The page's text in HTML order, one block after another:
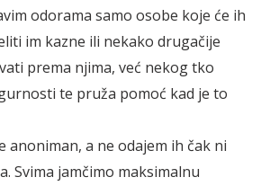
odorama samo osobe koje će ih
im kazne ili nekako drugačije
prema njima, već nekog tko
te pruža pomoć kad je to
anoniman, a ne odajem ih čak ni
Svima jamčimo maksimalnu